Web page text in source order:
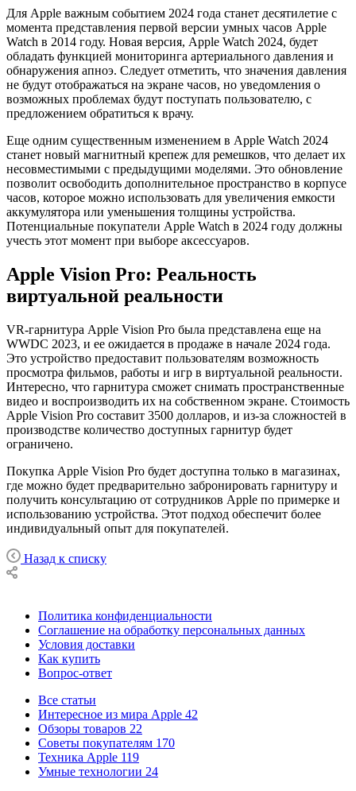
Для Apple важным событием 2024 года станет десятилетие с
момента представления первой версии умных часов Apple
Watch в 2014 году. Новая версия, Apple Watch 2024, будет
обладать функцией мониторинга артериального давления и
обнаружения апноэ. Следует отметить, что значения давления
не будут отображаться на экране часов, но уведомления о
возможных проблемах будут поступать пользователю, с
предложением обратиться к врачу.
Еще одним существенным изменением в Apple Watch 2024
станет новый магнитный крепеж для ремешков, что делает их
несовместимыми с предыдущими моделями. Это обновление
позволит освободить дополнительное пространство в корпусе
часов, которое можно использовать для увеличения емкости
аккумулятора или уменьшения толщины устройства.
Потенциальные покупатели Apple Watch в 2024 году должны
учесть этот момент при выборе аксессуаров.
Apple Vision Pro: Реальность
виртуальной реальности
VR-гарнитура Apple Vision Pro была представлена еще на
WWDC 2023, и ее ожидается в продаже в начале 2024 года.
Это устройство предоставит пользователям возможность
просмотра фильмов, работы и игр в виртуальной реальности.
Интересно, что гарнитура сможет снимать пространственные
видео и воспроизводить их на собственном экране. Стоимость
Apple Vision Pro составит 3500 долларов, и из-за сложностей в
производстве количество доступных гарнитур будет
ограничено.
Покупка Apple Vision Pro будет доступна только в магазинах,
где можно будет предварительно забронировать гарнитуру и
получить консультацию от сотрудников Apple по примерке и
использованию устройства. Этот подход обеспечит более
индивидуальный опыт для покупателей.
Назад к списку
Политика конфиденциальности
Соглашение на обработку персональных данных
Условия доставки
Как купить
Вопрос-ответ
Все статьи
Интересное из мира Apple 42
Обзоры товаров 22
Советы покупателям 170
Техника Apple 119
Умные технологии 24